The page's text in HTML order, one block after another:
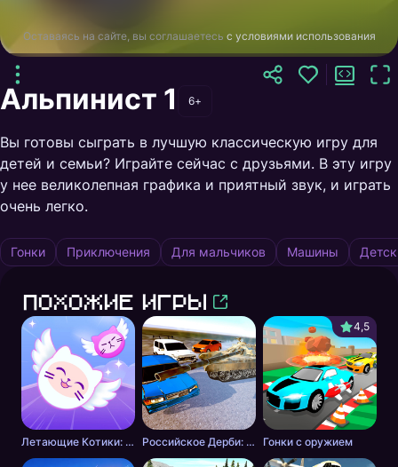
Оставаясь на сайте, вы соглашаетесь с условиями использования
Альпинист 1 6+
Вы готовы сыграть в лучшую классическую игру для
детей и семьи? Играйте сейчас с друзьями. В эту игру
у нее великолепная графика и приятный звук, и играть
очень легко.
Гонки Приключения Для мальчиков Машины
Похожие игры
Летающие Котики: Музыкальные Гонки! Российское Дерби: Столкновение
4,5
Гонки с оружием